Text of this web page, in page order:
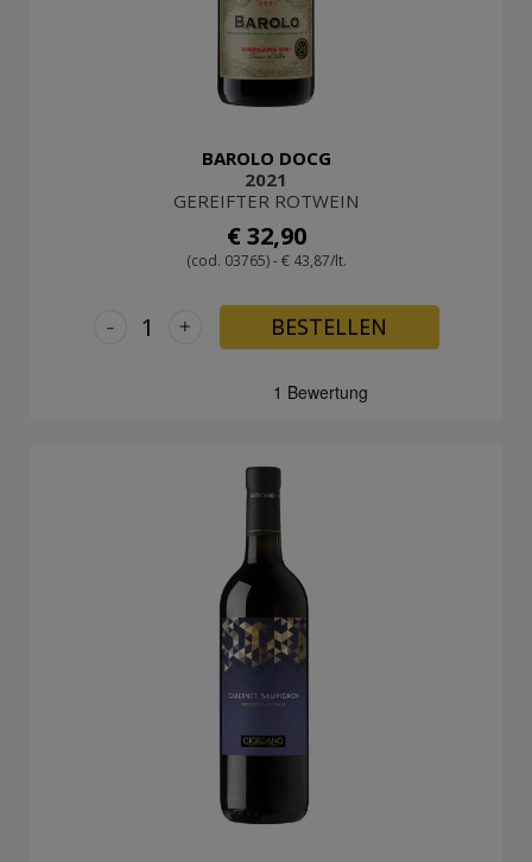
BAROLO DOCG
2021
GEREIFTER ROTWEIN
€ 32,90
(cod. 03765) - € 43,87/lt.
+
- BESTELLEN